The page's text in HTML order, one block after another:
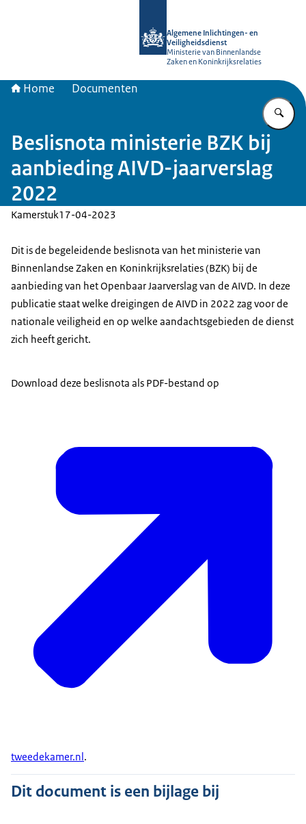
Algemene Inlichtingen- en
Veiligheidsdienst
Ministerie van Binnenlandse
Zaken en Koninkrijksrelaties
Home Documenten
Beslisnota ministerie BZK bij
aanbieding AIVD-jaarverslag
2022
Kamerstuk17-04-2023
Dit is de begeleidende beslisnota van het ministerie van
Binnenlandse Zaken en Koninkrijksrelaties (BZK) bij de
aanbieding van het Openbaar Jaarverslag van de AIVD. In deze
publicatie staat welke dreigingen de AIVD in 2022 zag voor de
nationale veiligheid en op welke aandachtsgebieden de dienst
zich heeft gericht.
Download deze beslisnota als PDF-bestand op
tweedekamer.nl .
Dit document is een bijlage bij